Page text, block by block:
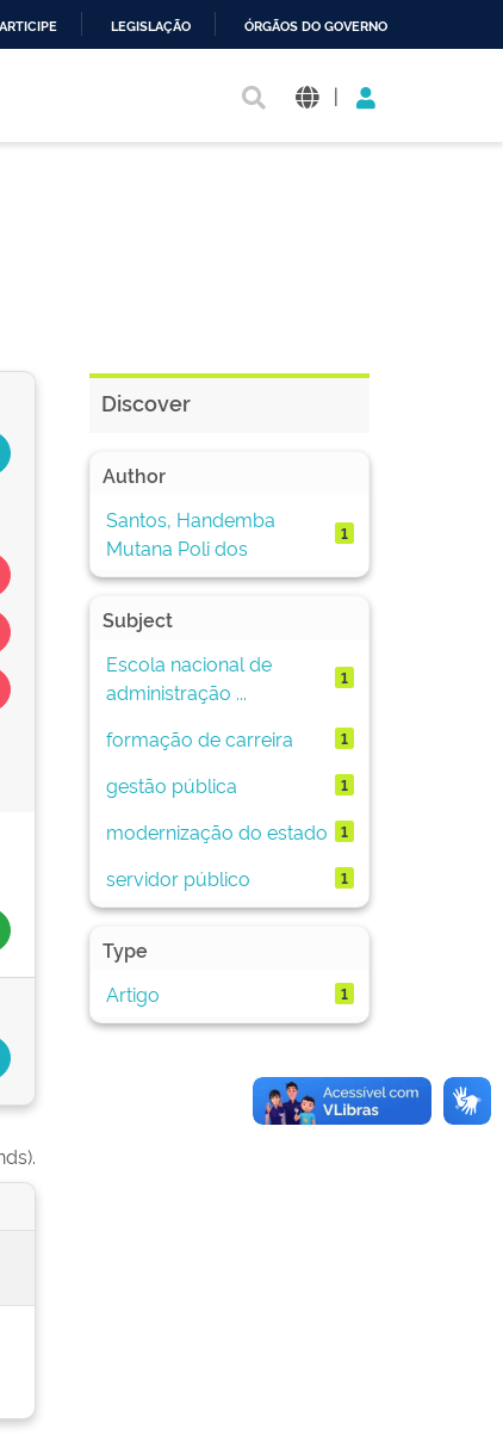
LEGISLAÇÃO ÓRGÃOS DO GOVERNO
|
Discover
Author
Santos, Handemba
Mutana Poli dos
1
Subject
Escola nacional de
administração ...
1
formação de carreira 1
gestão pública 1
modernização do estado 1
servidor público 1
Type
Artigo
1